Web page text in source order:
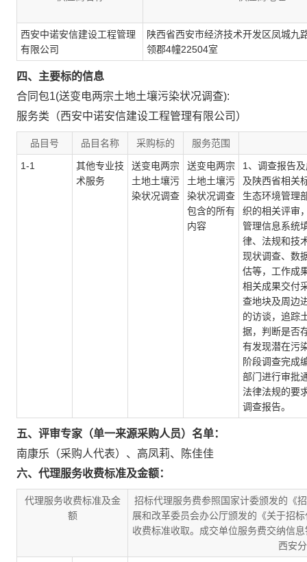
西安中诺安信建设工程管理
有限公司
陕西省西安市经济技术开发区凤城九
领郡4幢22504室
四、主要标的信息
合同包1(送变电两宗土地土壤污染状况调查):
服务类（西安中诺安信建设工程管理有限公司）
品目号 品目名称 采购标的 服务范围
1-1
其他专业技
术服务
送变电两宗
土地土壤污
染状况调查
送变电两宗
土地土壤污
染状况调查
包含的所有
内容
1、调查报告
及陕西省相关
生态环境管理
织的相关评审
管理信息系统
律、法规和技
现状调查、数
估等，工作成
相关成果交付
查地块及周边
的访谈，追踪
据，判断是否
有发现潜在污
阶段调查完成
部门进行审批
法律法规的要
调查报告。
五、评审专家（单一来源采购人员）名单：
南康乐（采购人代表） 、 高凤莉、
陈佳佳
六、代理服务收费标准及金额：
代理服务收费标准及金
额
招标代理服务费参照国家计委颁发的《
展和改革委员会办公厅颁发的《关于招
收费标准收取。成交单位服务费交纳信
西安